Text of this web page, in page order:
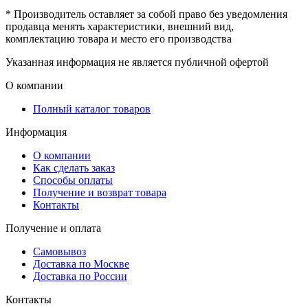
* Производитель оставляет за собой право без уведомления
продавца менять характеристики, внешний вид,
комплектацию товара и место его производства
Указанная информация не является публичной офертой
О компании
Полный каталог товаров
Информация
О компании
Как сделать заказ
Способы оплаты
Получение и возврат товара
Контакты
Получение и оплата
Самовывоз
Доставка по Москве
Доставка по России
Контакты